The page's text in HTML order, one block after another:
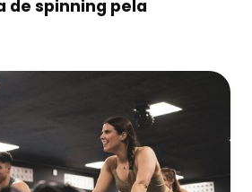
de spinning pela